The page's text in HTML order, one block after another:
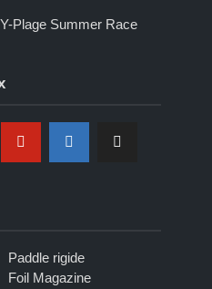
Plage Summer Race
Paddle rigide
Foil Magazine